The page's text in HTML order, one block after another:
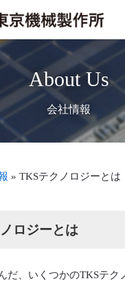
About Us
会社情報
» TKSテクノロジーとは
ロジーとは
だ、いくつかのTKSテク